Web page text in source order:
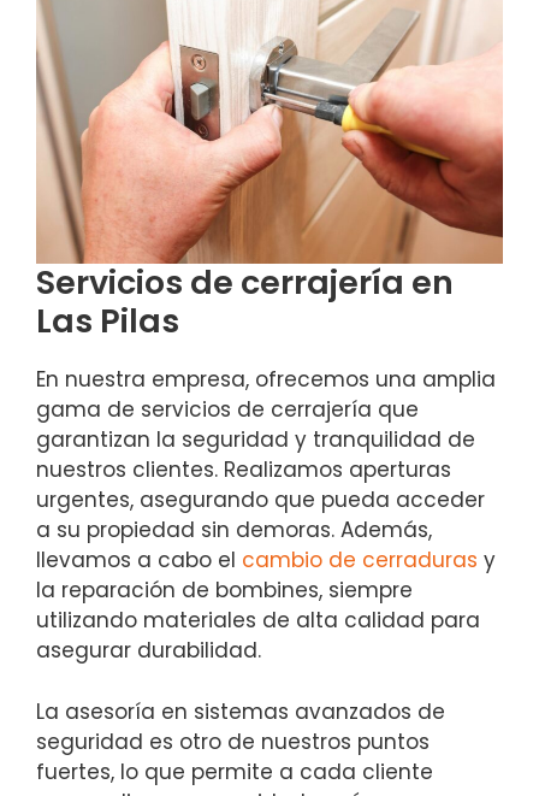
Servicios de cerrajería en
Las Pilas
En nuestra empresa, ofrecemos una amplia
gama de servicios de cerrajería que
garantizan la seguridad y tranquilidad de
nuestros clientes. Realizamos aperturas
urgentes, asegurando que pueda acceder
a su propiedad sin demoras. Además,
llevamos a cabo el cambio de cerraduras y
la reparación de bombines, siempre
utilizando materiales de alta calidad para
asegurar durabilidad.
La asesoría en sistemas avanzados de
seguridad es otro de nuestros puntos
fuertes, lo que permite a cada cliente